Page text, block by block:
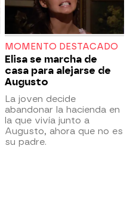
MOMENTO DESTACADO
Elisa se marcha de
casa para alejarse de
Augusto
La joven decide
abandonar la hacienda en
la que vivía junto a
Augusto, ahora que no es
su padre.